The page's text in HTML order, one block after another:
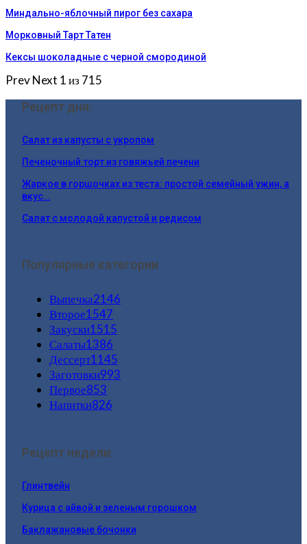
Миндально-яблочный пирог без сахара
Морковный Тарт Татен
Кексы шоколадные с черной смородиной
PrevNext 1 из 715
Рецепт дня:
Салат из капусты с укропом
Печеночный торт из говяжьей печени
Жаркое в горшочках из теста: простой семейный ужин, а
вкус…
Салат с молодой капустой и редисом
Популярные категории
Выпечка2146
Второе1547
Закуски1515
Салаты1386
Дессерт1145
Заготовки993
Первое853
Напитки826
Рецепт недели:
Глинтвейн
Курица с айвой и зеленым горошком
Баклажановые бочонки